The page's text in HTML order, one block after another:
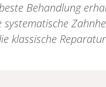
Behandlung
systematische
klassische